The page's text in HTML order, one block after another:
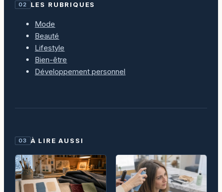
02 LES RUBRIQUES
Mode
Beauté
Lifestyle
Bien-être
Développement personnel
03 À LIRE AUSSI